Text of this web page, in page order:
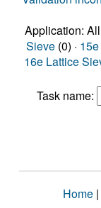
Application: All
Sieve (0) ·
16e Lattice
Task name:
Home |